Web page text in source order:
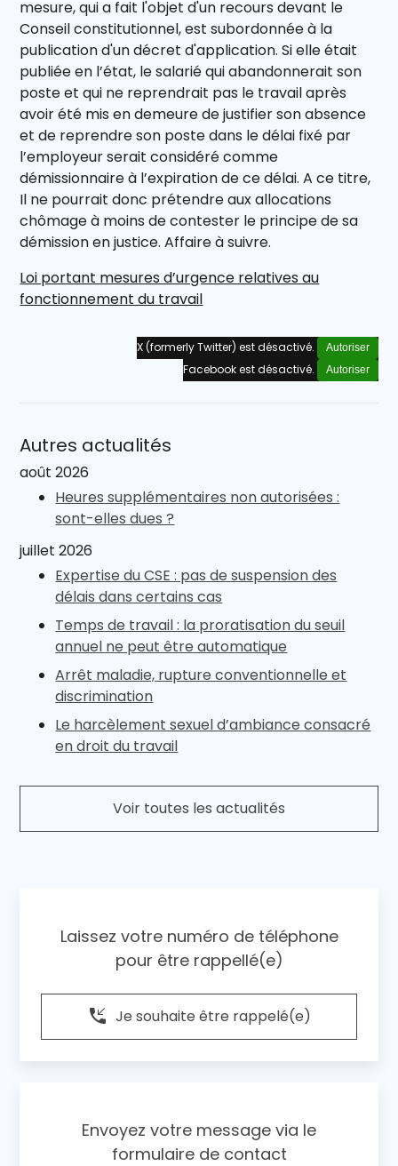
mesure, qui a fait l'objet d'un recours devant le
Conseil constitutionnel, est subordonnée à la
publication d'un décret d'application. Si elle était
publiée en l’état, le salarié qui abandonnerait son
poste et qui ne reprendrait pas le travail après
avoir été mis en demeure de justifier son absence
et de reprendre son poste dans le délai fixé par
l’employeur serait considéré comme
démissionnaire à l’expiration de ce délai. A ce titre,
Il ne pourrait donc prétendre aux allocations
chômage à moins de contester le principe de sa
démission en justice. Affaire à suivre.
Loi portant mesures d’urgence relatives au
fonctionnement du travail
X (formerly Twitter) est désactivé. Autoriser
Facebook est désactivé. Autoriser
Autres actualités
août 2026
Heures supplémentaires non autorisées :
sont-elles dues ?
juillet 2026
Expertise du CSE : pas de suspension des
délais dans certains cas
Temps de travail : la proratisation du seuil
annuel ne peut être automatique
Arrêt maladie, rupture conventionnelle et
discrimination
Le harcèlement sexuel d’ambiance consacré
en droit du travail
Voir toutes les actualités
Laissez votre numéro de téléphone
pour être rappellé(e)
phone_callback Je souhaite être rappelé(e)
Envoyez votre message via le
formulaire de contact